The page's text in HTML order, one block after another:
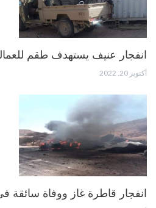
انفجار عنيف يستهدف طقم
أكتوبر 20, 2022
انفجار قاطرة غاز ووفاة سائقة